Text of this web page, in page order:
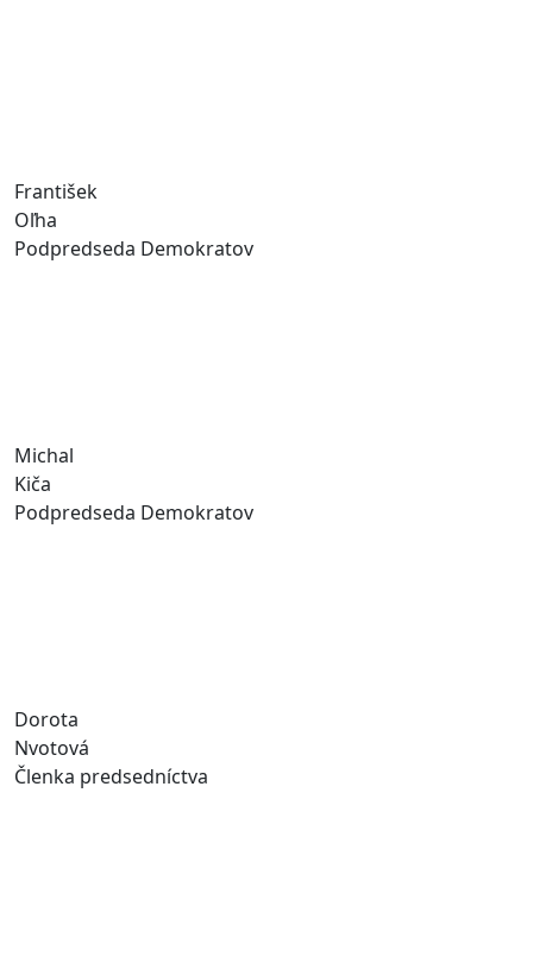
František
Oľha
Podpredseda Demokratov
Michal
Kiča
Podpredseda Demokratov
Dorota
Nvotová
Členka predsedníctva